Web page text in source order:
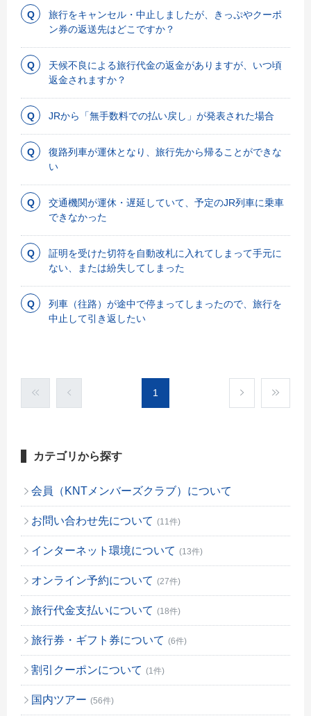
旅行をキャンセル・中止しましたが、きっぷやクーポ
ン券の返送先はどこですか？
天候不良による旅行代金の返金がありますが、いつ頃
返金されますか？
JRから「無手数料での払い戻し」が発表された場合
復路列車が運休となり、旅行先から帰ることができな
い
交通機関が運休・遅延していて、予定のJR列車に乗車
できなかった
証明を受けた切符を自動改札に入れてしまって手元に
ない、または紛失してしまった
列車（往路）が途中で停まってしまったので、旅行を
中止して引き返したい
1
カテゴリから探す
会員（KNTメンバーズクラブ）について
お問い合わせ先について (11件)
インターネット環境について (13件)
オンライン予約について (27件)
旅行代金支払いについて (18件)
旅行券・ギフト券について (6件)
割引クーポンについて (1件)
国内ツアー (56件)